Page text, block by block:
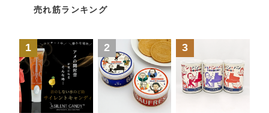
売れ筋ランキング
1 2 3